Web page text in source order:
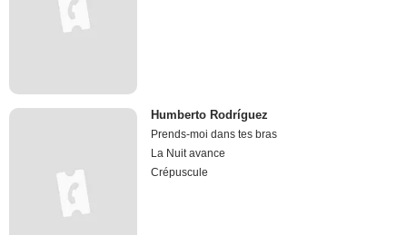
Humberto Rodríguez
Prends-moi dans tes bras
La Nuit avance
Crépuscule